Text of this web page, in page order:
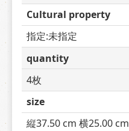
Cultural property
指定:未指定
quantity
4枚
size
縦37.50 cm 横25.00 cm